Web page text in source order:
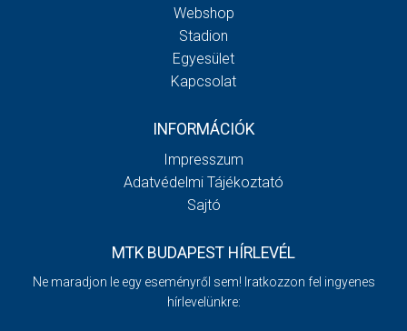
Webshop
Stadion
Egyesület
Kapcsolat
INFORMÁCIÓK
Impresszum
Adatvédelmi Tájékoztató
Sajtó
MTK BUDAPEST HÍRLEVÉL
Ne maradjon le egy eseményről sem! Iratkozzon fel ingyenes
hírlevelünkre: